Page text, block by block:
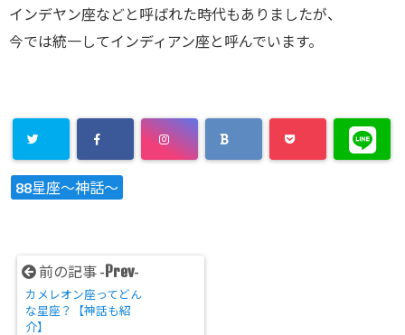
インデヤン座などと呼ばれた時代もありましたが、
今では統一してインディアン座と呼んでいます。
88星座～神話～
前の記事 - Prev-
カメレオン座ってどん
な星座？【神話も紹
介】